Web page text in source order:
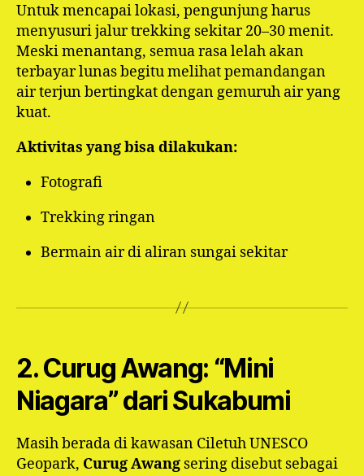
Untuk mencapai lokasi, pengunjung harus
menyusuri jalur trekking sekitar 20–30 menit.
Meski menantang, semua rasa lelah akan
terbayar lunas begitu melihat pemandangan
air terjun bertingkat dengan gemuruh air yang
kuat.
Aktivitas yang bisa dilakukan:
Fotografi
Trekking ringan
Bermain air di aliran sungai sekitar
2. Curug Awang: “Mini
Niagara” dari Sukabumi
Masih berada di kawasan Ciletuh UNESCO
Geopark, Curug Awang sering disebut sebagai